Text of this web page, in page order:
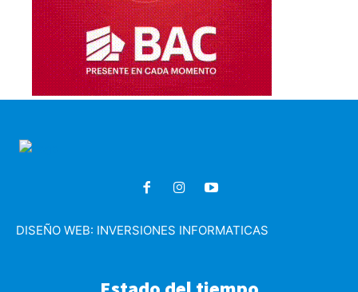
DISEÑO WEB: INVERSIONES INFORMATICAS